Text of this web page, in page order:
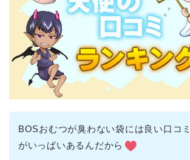
BOSおむつが臭わない袋には良い口コミ
がいっぱいあるんだから